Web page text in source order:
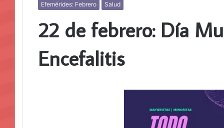
Efemérides: Febrero Salud
22 de febrero: Día
Encefalitis